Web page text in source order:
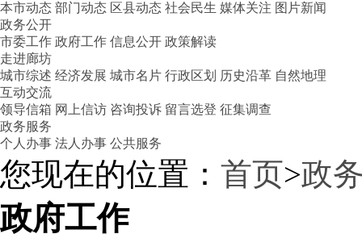
本市动态 部门动态 区县动态 社会民生 媒体关注 图片新闻
政务公开
市委工作 政府工作 信息公开 政策解读
走进廊坊
城市综述 经济发展 城市名片 行政区划 历史沿革 自然地理
互动交流
领导信箱 网上信访 咨询投诉 留言选登 征集调查
政务服务
个人办事 法人办事 公共服务
您现在的位置： 首页>政
政府工作